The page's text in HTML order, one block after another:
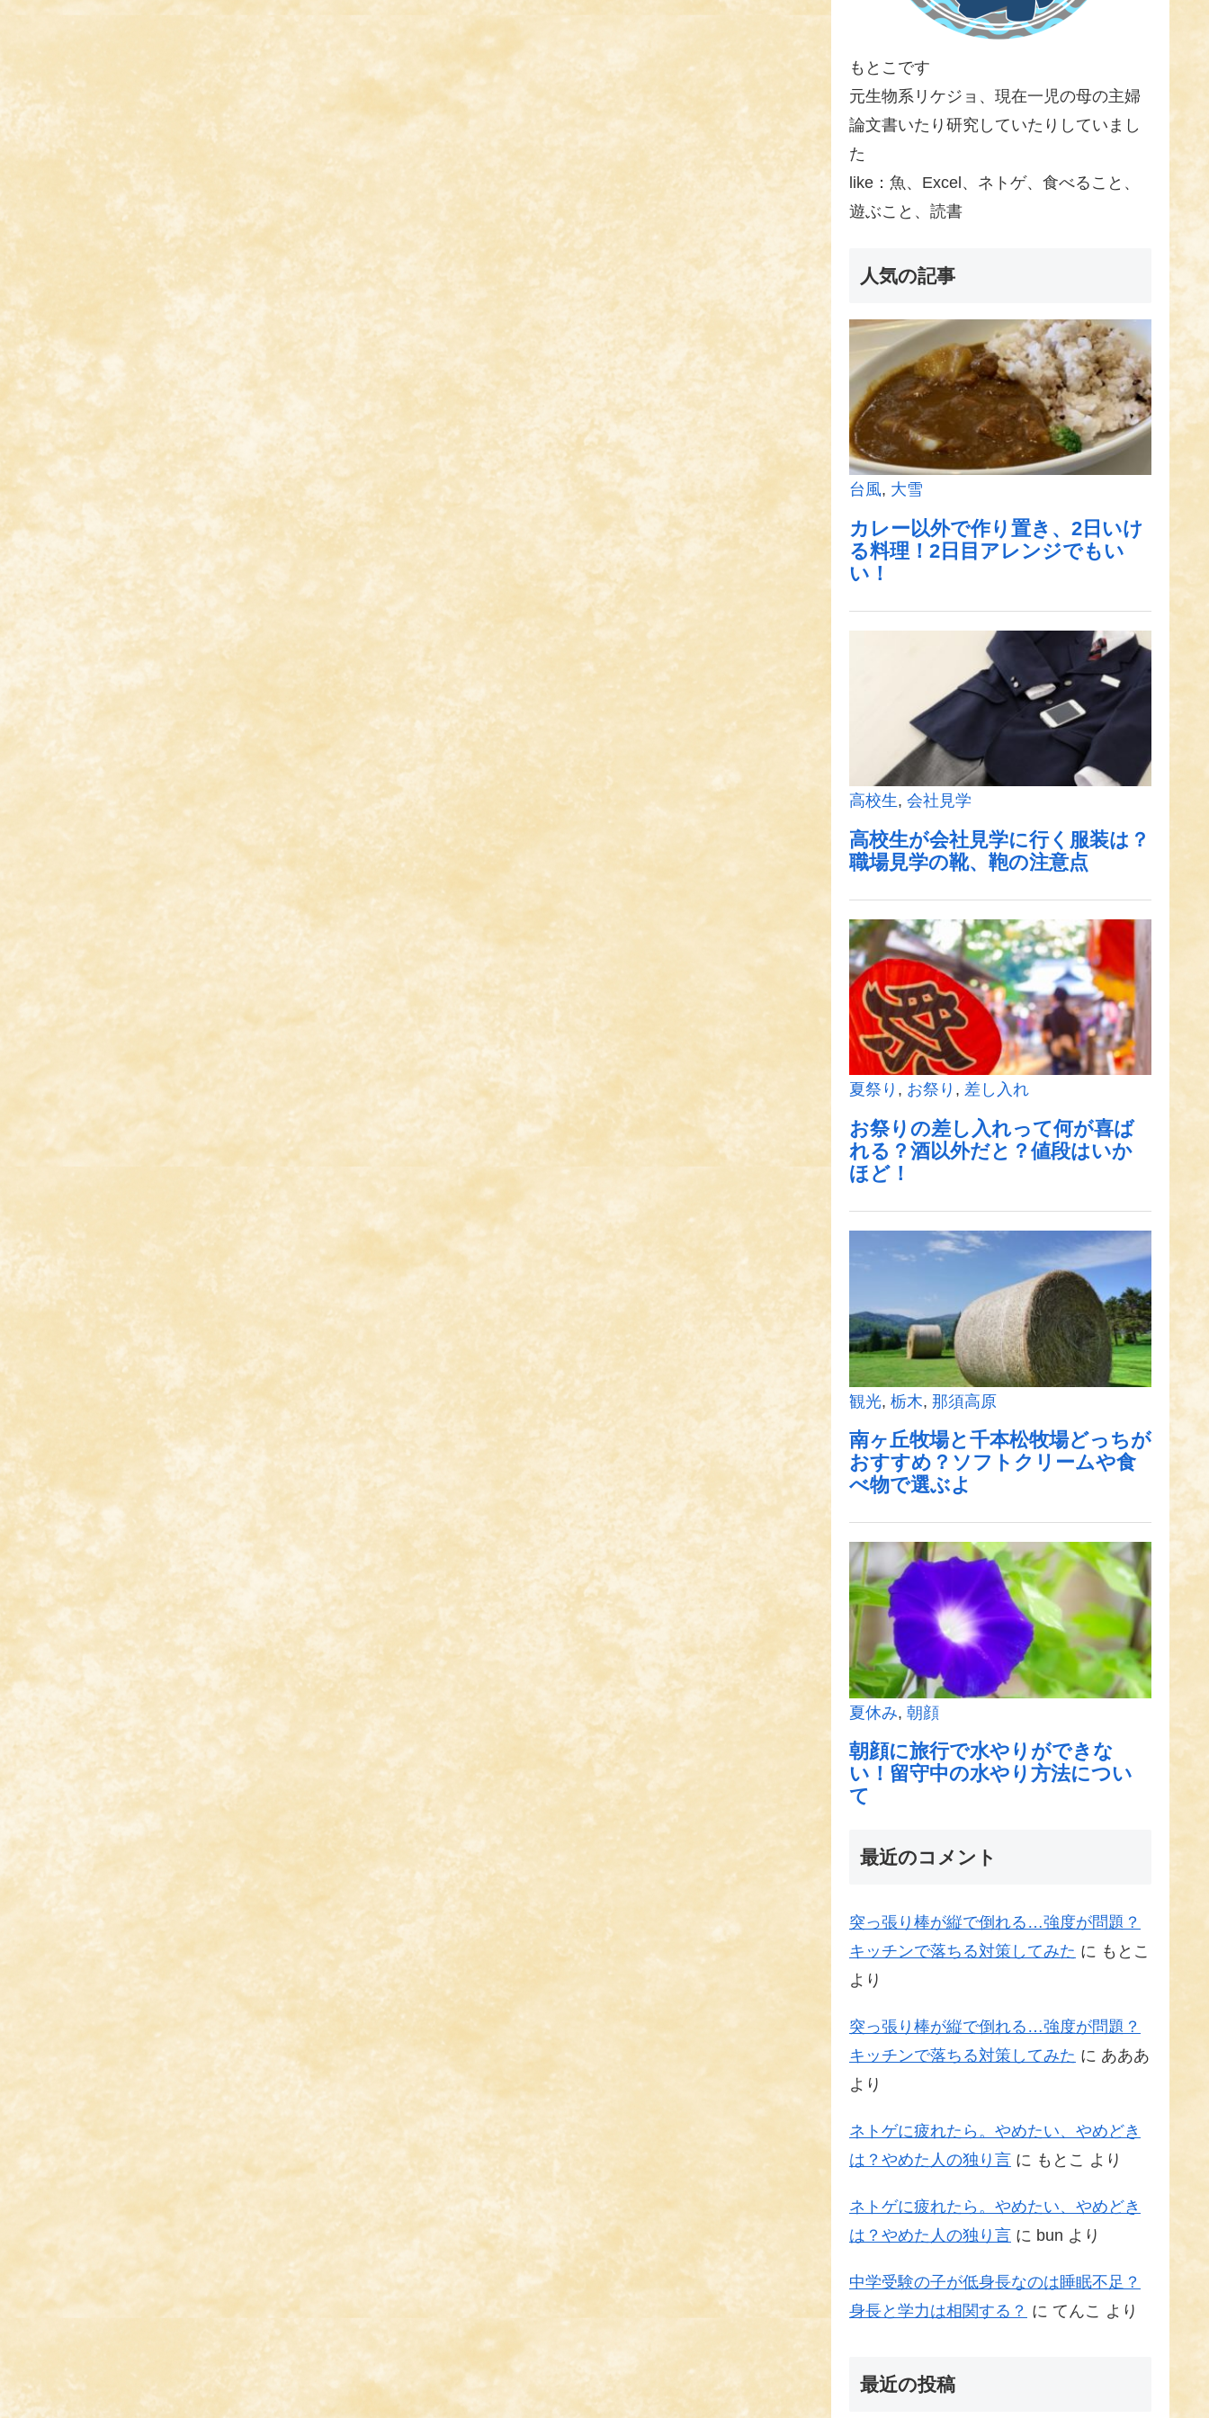
もとこです
元生物系リケジョ、現在一児の母の主婦
論文書いたり研究していたりしていまし
た
like：魚、Excel、ネトゲ、食べること、
遊ぶこと、読書
人気の記事
最近のコメント
突っ張り棒が縦で倒れる…強度が問題？
キッチンで落ちる対策してみた に もとこ
より
突っ張り棒が縦で倒れる…強度が問題？
キッチンで落ちる対策してみた に あああ
より
ネトゲに疲れたら。やめたい、やめどき
は？やめた人の独り言 に もとこ より
ネトゲに疲れたら。やめたい、やめどき
は？やめた人の独り言 に bun より
中学受験の子が低身長なのは睡眠不足？
身長と学力は相関する？ に てんこ より
最近の投稿